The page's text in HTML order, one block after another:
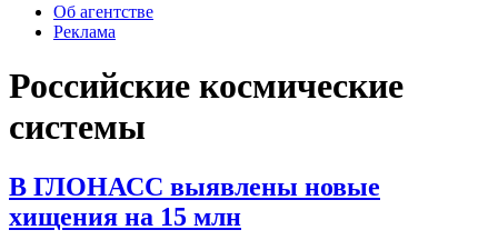
Об агентстве
Реклама
Российские космические
системы
В ГЛОНАСС выявлены новые
хищения на 15 млн